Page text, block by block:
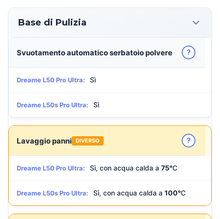
Base di Pulizia
Svuotamento automatico serbatoio polvere ?
Dreame L50 Pro Ultra: Sì
Dreame L50s Pro Ultra: Sì
Lavaggio panni DIVERSO ?
Dreame L50 Pro Ultra: Sì, con acqua calda a 75°C
Dreame L50s Pro Ultra: Sì, con acqua calda a 100°C